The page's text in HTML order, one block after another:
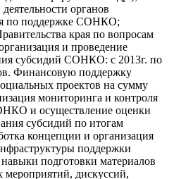
органов
по поддержке СОНКО;
края по вопросам
и проведение
cyбсидий СОНКО: с 2013г. по
Финансовую поддержку
проектов на сумму
мониторинга и контроля
и осуществление оценки
субсидий по итогам
концепции и организация
поддержки
подготовки материалов
дискуссий,